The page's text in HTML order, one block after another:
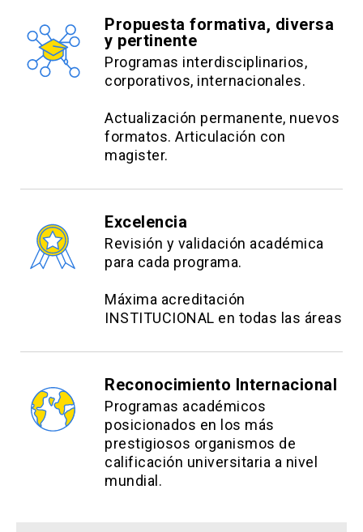
Propuesta formativa, diversa
y pertinente
Programas interdisciplinarios,
corporativos, internacionales.
Actualización permanente, nuevos
formatos. Articulación con
magister.
Excelencia
Revisión y validación académica
para cada programa.
Máxima acreditación
INSTITUCIONAL en todas las áreas
Reconocimiento Internacional
Programas académicos
posicionados en los más
prestigiosos organismos de
calificación universitaria a nivel
mundial.